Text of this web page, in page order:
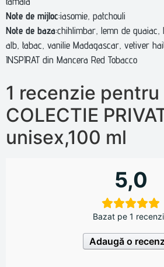
Note de mijloc:iasomie, patchouli
Note de baza:chihlimbar, lemn de guaiac,
alb, tabac, vanilie Madagascar, vetiver
INSPIRAT din Mancera Red Tobacco
1 recenzie pentru
COLECTIE
unisex,100 ml
5,0
Bazat pe 1
Adaugă o